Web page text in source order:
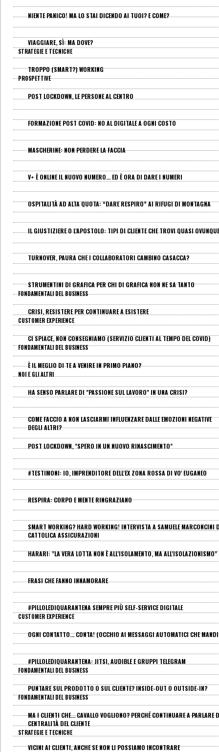
NIENTE PANICO! MA LO STAI DICENDO AI TUOI? E COME?
VIAGGIARE, SÌ: MA DOVE?
STRATEGIE E TECNICHE
TROPPO (SMART?) WORKING
PROSPETTIVE
POST LOCKDOWN, LE PERSONE AL CENTRO
FORMAZIONE POST COVID: NO AL DIGITALE A OGNI COSTO
MASCHERINE: NON PERDERE LA FACCIA
V+ È ONLINE IL NUOVO NUMERO... ED È ORA DI DARE I NUMERI
OSPITALITÀ AD ALTA QUOTA: “DARE RESPIRO” AI RIFUGI DI MONTAGNA
IL GIUSTIZIERE O L'APOSTOLO: TIPI DI CLIENTE CHE TROVI QUASI OVUNQUE
TURNOVER, PAURA CHE I COLLABORATORI CAMBINO CASACCA?
STRUMENTINI DI GRAFICA PER CHI DI GRAFICA NON NE SA TANTO
FONDAMENTALI DEL BUSINESS
CRISI, RESISTERE PER CONTINUARE A ESISTERE
CUSTOMER EXPERIENCE
CI SPIACE, NON CONSEGNIAMO (SERVIZIO CLIENTI AL TEMPO DEL COVID)
FONDAMENTALI DEL BUSINESS
È IL MEGLIO DI TE A VENIRE IN PRIMO PIANO?
NOI E GLI ALTRI
HA SENSO PARLARE DI "PASSIONE SUL LAVORO" IN UNA CRISI?
COME FACCIO A NON LASCIARMI INFLUENZARE DALLE EMOZIONI NEGATIVE
DEGLI ALTRI?
POST LOCKDOWN, "SPERO IN UN NUOVO RINASCIMENTO"
#TESTIMONI: IO, IMPRENDITORE DELL'EX ZONA ROSSA DI VO' EUGANEO
RESPIRA: CORPO E MENTE RINGRAZIANO
SMART WORKING? HARD WORKING! INTERVISTA A SAMUELE MARCONCINI
CATTOLICA ASSICURAZIONI
HARARI: "LA VERA LOTTA NON È ALL'ISOLAMENTO, MA ALL'ISOLAZIONISMO"
FRASI CHE FANNO INNAMORARE
#PILLOLEDIQUARANTENA SEMPRE PIÙ SELF-SERVICE DIGITALE
CUSTOMER EXPERIENCE
OGNI CONTATTO... CONTA! (OCCHIO AI MESSAGGI AUTOMATICI CHE
#PILLOLEDIQUARANTENA: JITSI, AUDIBLE E GRUPPI TELEGRAM
FONDAMENTALI DEL BUSINESS
PUNTARE SUL PRODOTTO O SUL CLIENTE? INSIDE-OUT O OUTSIDE-IN?
FONDAMENTALI DEL BUSINESS
MA I CLIENTI CHE... CAVALLO VOGLIONO? PERCHÉ CONTINUARE A PARLARE
CENTRALITÀ DEL CLIENTE
STRATEGIE E TECNICHE
VICINI AI CLIENTI, ANCHE SE NON LI POSSIAMO INCONTRARE